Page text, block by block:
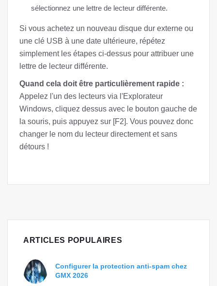
sélectionnez une lettre de lecteur différente.
Si vous achetez un nouveau disque dur externe ou
une clé USB à une date ultérieure, répétez
simplement les étapes ci-dessus pour attribuer une
lettre de lecteur différente.
Quand cela doit être particulièrement rapide :
Appelez l'un des lecteurs via l'Explorateur
Windows, cliquez dessus avec le bouton gauche de
la souris, puis appuyez sur [F2]. Vous pouvez donc
changer le nom du lecteur directement et sans
détours !
ARTICLES POPULAIRES
Configurer la protection anti-spam chez
GMX 2026